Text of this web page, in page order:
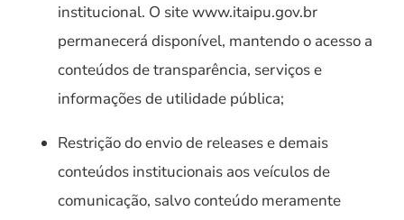
institucional. O site www.itaipu.gov.br
permanecerá disponível, mantendo o acesso a
conteúdos de transparência, serviços e
informações de utilidade pública;
Restrição do envio de releases e demais
conteúdos institucionais aos veículos de
comunicação, salvo conteúdo meramente